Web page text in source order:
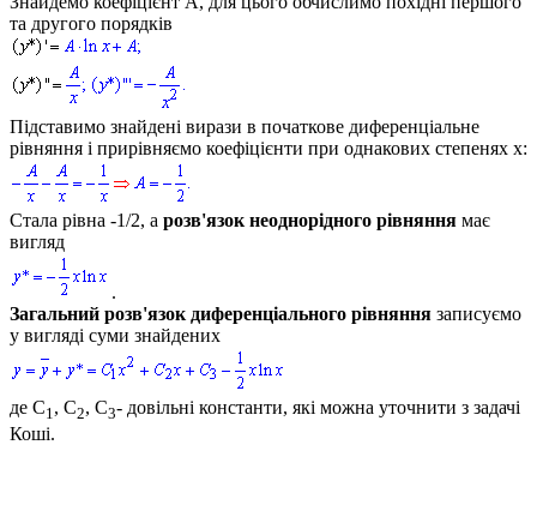
та другого порядків
Підставимо знайдені вирази в початкове диференціальне
рівняння і прирівняємо коефіцієнти при однакових степенях x:
Стала рівна -1/2, а розв'язок неоднорідного рівняння має
вигляд
.
Загальний розв'язок диференціального рівняння записуємо
у вигляді суми знайдених
де C1, C2, C3- довільні константи, які можна уточнити з задачі
Коші.